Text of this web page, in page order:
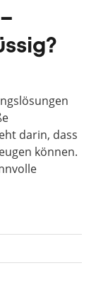
darin, dass
können.